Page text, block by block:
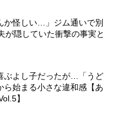
か怪しい…」ジム通いで別
が隠していた衝撃の事実と
ぶよし子だったが…「うど
ら始まる小さな違和感【あ
】